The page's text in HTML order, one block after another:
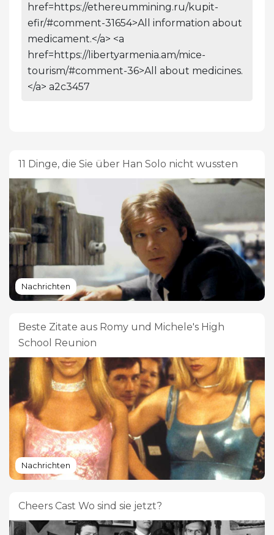
href=https://ethereummining.ru/kupit-
efir/#comment-31654>All information about
medicament.</a> <a
href=https://libertyarmenia.am/mice-
tourism/#comment-36>All about medicines.
</a> a2c3457
11 Dinge, die Sie über Han Solo nicht wussten
Nachrichten
Beste Zitate aus Romy und Michele's High
School Reunion
Nachrichten
Cheers Cast Wo sind sie jetzt?